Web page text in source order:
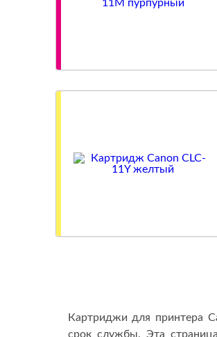
Картриджи для принтера
срок службы. Эта